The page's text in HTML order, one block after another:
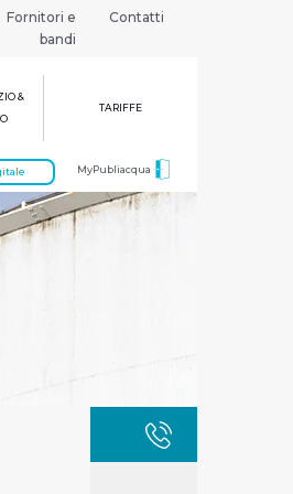
Fornitori e
bandi
Contatti
&
TARIFFE
MyPubliacqua